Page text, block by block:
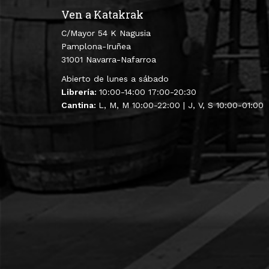
Ven a Katakrak
C/Mayor 54 K Nagusia
Pamplona-Iruñea
31001 Navarra-Nafarroa
Abierto de lunes a sábado
Librería: 10:00-14:00 17:00-20:30
Cantina: L, M, M 10:00-22:00 | J, V, S 10:00-01:00